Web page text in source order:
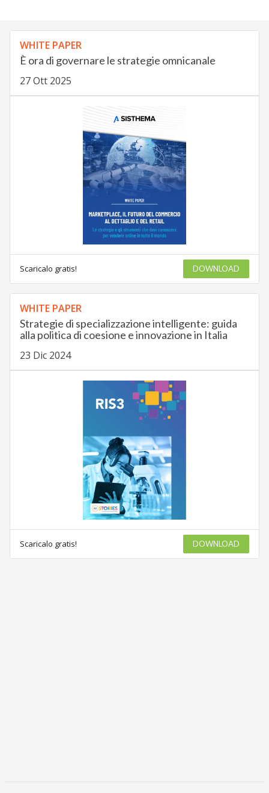
WHITE PAPER
È ora di governare le strategie omnicanale
27 Ott 2025
Scaricalo gratis! DOWNLOAD
WHITE PAPER
Strategie di specializzazione intelligente: guida
alla politica di coesione e innovazione in Italia
23 Dic 2024
Scaricalo gratis! DOWNLOAD